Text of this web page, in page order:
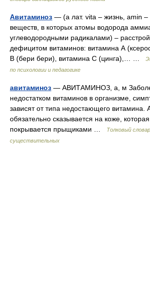
Авитаминоз — (а лат. vita – жизнь, amin –
веществ, в которых атомы водорода
углеводородными радикалами) –
дефицитом витаминов: витамина А
В (бери бери), витамина С (цинга),… …
по психологии и педагогике
авитаминоз — АВИТАМИНОЗ, а, м
недостатком витаминов в организме,
зависят от типа недостающего витамина.
обязательно сказывается на коже,
покрывается прыщиками …
Толковый
существительных